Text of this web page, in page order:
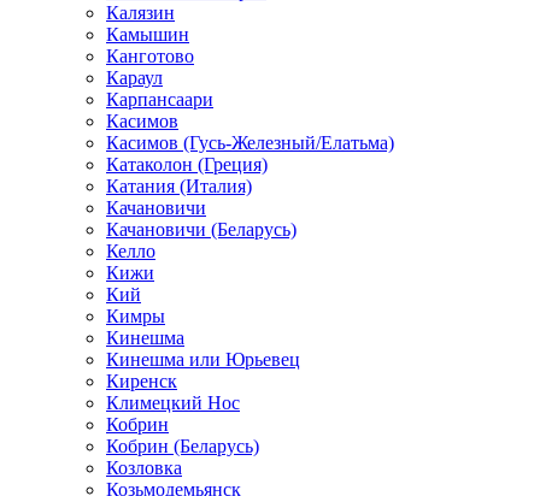
Калязин
Камышин
Канготово
Караул
Карпансаари
Касимов
Касимов (Гусь-Железный/Елатьма)
Катаколон (Греция)
Катания (Италия)
Качановичи
Качановичи (Беларусь)
Келло
Кижи
Кий
Кимры
Кинешма
Кинешма или Юрьевец
Киренск
Климецкий Нос
Кобрин
Кобрин (Беларусь)
Козловка
Козьмодемьянск